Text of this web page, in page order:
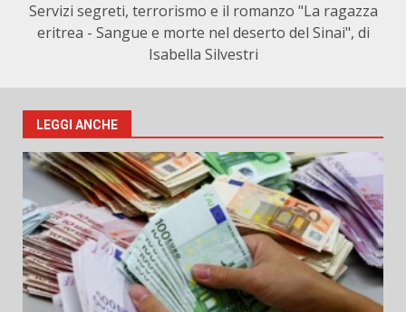
Servizi segreti, terrorismo e il romanzo "La ragazza
eritrea - Sangue e morte nel deserto del Sinai", di
Isabella Silvestri
LEGGI ANCHE